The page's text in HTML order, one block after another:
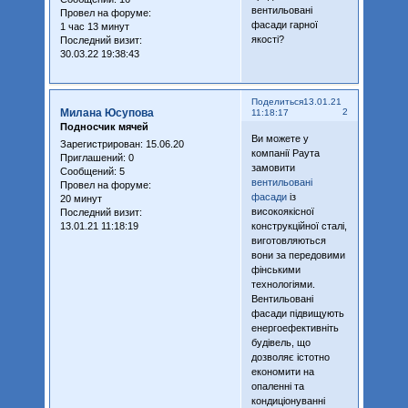
Провел на форуме:
1 час 13 минут
Последний визит:
30.03.22 19:38:43
вентильовані
фасади гарної
якості?
Поделиться
2
13.01.21
11:18:17
Милана Юсупова
Подносчик мячей
Зарегистрирован: 15.06.20
Приглашений: 0
Сообщений: 5
Провел на форуме:
20 минут
Последний визит:
13.01.21 11:18:19
Ви можете у
компанії Раута
замовити
вентильовані
фасадиіз
високоякісної
конструкційної сталі,
виготовляються
вони за передовими
фінськими
технологіями.
Вентильовані
фасади підвищують
енергоефективніть
будівель, що
дозволяє істотно
економити на
опаленні та
кондиціонуванні